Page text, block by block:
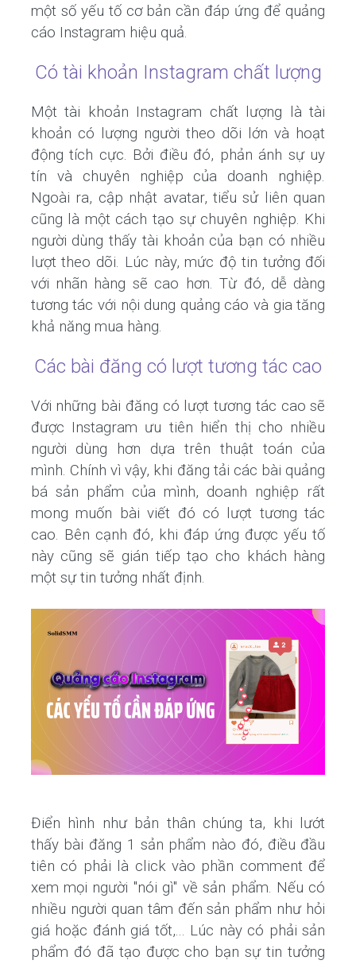
một số yếu tố cơ bản cần đáp ứng để quảng
cáo Instagram hiệu quả.
Có tài khoản Instagram chất lượng
Một tài khoản Instagram chất lượng là tài
khoản có lượng người theo dõi lớn và hoạt
động tích cực. Bởi điều đó, phản ánh sự uy
tín và chuyên nghiệp của doanh nghiệp.
Ngoài ra, cập nhật avatar, tiểu sử liên quan
cũng là một cách tạo sự chuyên nghiệp. Khi
người dùng thấy tài khoản của bạn có nhiều
lượt theo dõi. Lúc này, mức độ tin tưởng đối
với nhãn hàng sẽ cao hơn. Từ đó, dễ dàng
tương tác với nội dung quảng cáo và gia tăng
khả năng mua hàng.
Các bài đăng có lượt tương tác cao
Với những bài đăng có lượt tương tác cao sẽ
được Instagram ưu tiên hiển thị cho nhiều
người dùng hơn dựa trên thuật toán của
mình. Chính vì vậy, khi đăng tải các bài quảng
bá sản phẩm của mình, doanh nghiệp rất
mong muốn bài viết đó có lượt tương tác
cao. Bên cạnh đó, khi đáp ứng được yếu tố
này cũng sẽ gián tiếp tạo cho khách hàng
một sự tin tưởng nhất định.
Điển hình như bản thân chúng ta, khi lướt
thấy bài đăng 1 sản phẩm nào đó, điều đầu
tiên có phải là click vào phần comment để
xem mọi người "nói gì" về sản phẩm. Nếu có
nhiều người quan tâm đến sản phẩm như hỏi
giá hoặc đánh giá tốt,... Lúc này có phải sản
phẩm đó đã tạo được cho bạn sự tin tưởng